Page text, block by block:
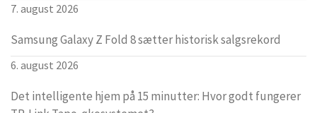
7. august 2026
Samsung Galaxy Z Fold 8 sætter historisk salgsrekord
6. august 2026
Det intelligente hjem på 15 minutter: Hvor godt fungerer